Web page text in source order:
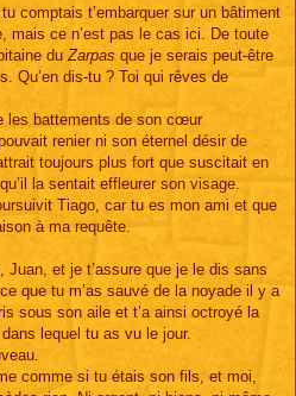
comptais t’embarquer sur un bâtiment
mais ce n’est pas le cas ici. De toute
du Zarpas que je serais peut-être
Qu’en dis-tu ? Toi qui rêves de
les battements de son cœur
renier ni son éternel désir de
toujours plus fort que suscitait en
la sentait effleurer son visage.
Tiago, car tu es mon ami et que
à ma requête.
et je t’assure que je le dis sans
que tu m’as sauvé de la noyade il y a
sous son aile et t’a ainsi octroyé la
lequel tu as vu le jour.
comme si tu étais son fils, et moi,